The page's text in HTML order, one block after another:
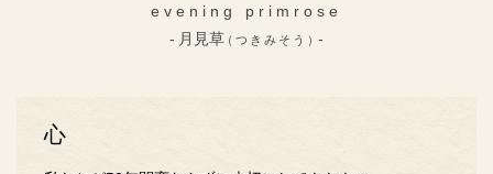
evening primrose
月見草（つきみそう）
心